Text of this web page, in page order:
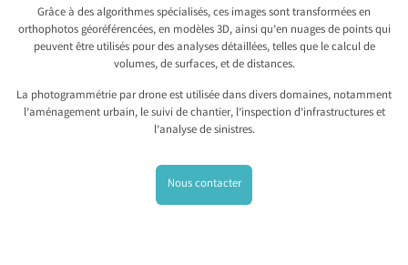
Grâce à des algorithmes spécialisés, ces images sont transformées en
orthophotos géoréférencées, en modèles 3D, ainsi qu’en nuages de points qui
peuvent être utilisés pour des analyses détaillées, telles que le calcul de
volumes, de surfaces, et de distances.
La photogrammétrie par drone est utilisée dans divers domaines, notamment
l’aménagement urbain, le suivi de chantier, l’inspection d’infrastructures et
l’analyse de sinistres.
Nous contacter